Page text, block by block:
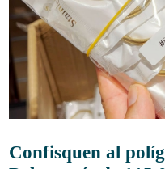
Confisquen al